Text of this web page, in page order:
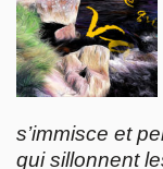
s’immisce et
qui sillonnent